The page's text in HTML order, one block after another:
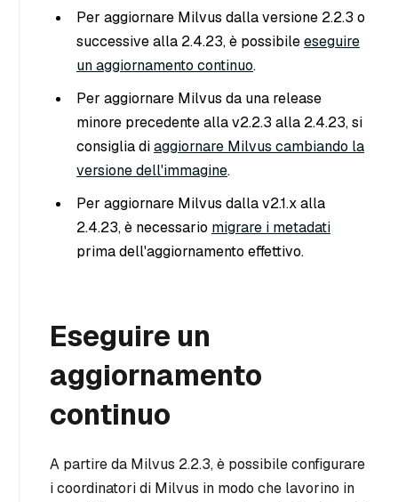
Per aggiornare Milvus dalla versione 2.2.3 o
successive alla 2.4.23, è possibileeseguire
un aggiornamento continuo.
Per aggiornare Milvus da una release
minore precedente alla v2.2.3 alla 2.4.23, si
consiglia diaggiornare Milvus cambiando la
versione dell'immagine.
Per aggiornare Milvus dalla v2.1.x alla
2.4.23, è necessario migrare i metadati
prima dell'aggiornamento effettivo.
Eseguire un
aggiornamento
continuo
A partire da Milvus 2.2.3, è possibile configurare
i coordinatori di Milvus in modo che lavorino in